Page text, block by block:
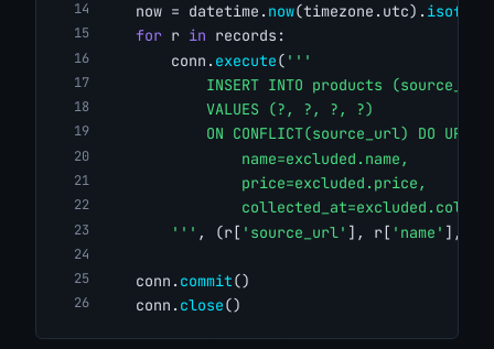
    now = datetime.
now(timezone.utc).
for r in records:
        conn.
execute( '''
INSERT INTO products
            VALUES (?, ?, ?, ?)
ON CONFLICT(source_url) DO
                name=excluded.name,
                price=excluded.price,
        '''
, (r[ 'source_url' ], r[ 'name' ], r[
    conn.
commit()
    conn.
close()